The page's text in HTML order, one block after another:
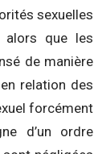
sexuelles
alors que les
de manière
relation des
forcément
d’un ordre